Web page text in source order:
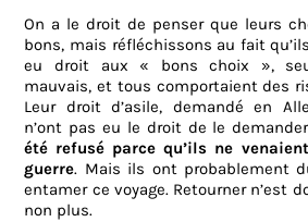
On a le droit de penser que leurs
bons, mais réfléchissons au fait
eu droit aux « bons choix »,
mauvais, et tous comportaient des
Leur droit d’asile, demandé en
n’ont pas eu le droit de le
été refusé parce qu’ils ne
guerre. Mais ils ont probablement
entamer ce voyage. Retourner n’est
non plus.